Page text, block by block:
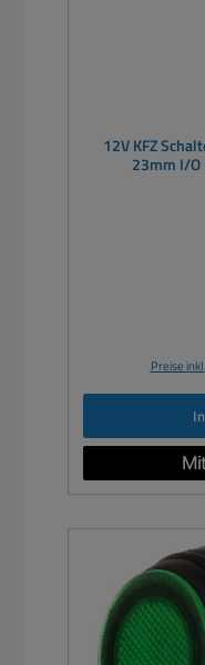
12V KFZ
23mm I/O
Preise